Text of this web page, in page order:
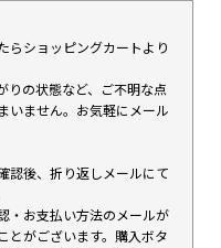
らショッピングカートより
りの状態など、ご不明な点
いません。お気軽にメール
認後、折り返しメールにて
・お支払い方法のメールが
とがございます。購入ボタ